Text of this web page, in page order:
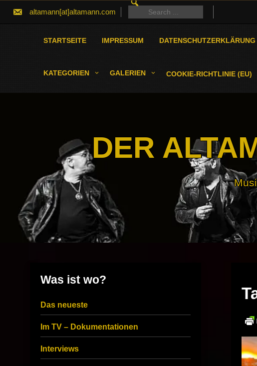
altamann[at]altamann.com
FOR:
Search
for:
STARTSEITE IMPRESSUM DATENSCHUTZERKLÄRUNG
KATEGORIEN GALERIEN COOKIE-RICHTLINIE (EU)
DER
Was ist wo?
Das neueste
Im TV – Dokumentationen
Interviews